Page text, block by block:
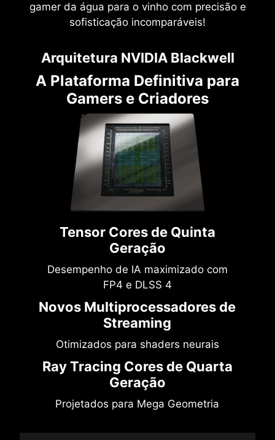
gamer da água para o vinho com precisão e
sofisticação incomparáveis!
Arquitetura NVIDIA Blackwell
A Plataforma Definitiva para
Gamers e Criadores
Tensor Cores de Quinta
Geração
Desempenho de IA maximizado com
FP4 e DLSS 4
Novos Multiprocessadores de
Streaming
Otimizados para shaders neurais
Ray Tracing Cores de Quarta
Geração
Projetados para Mega Geometria